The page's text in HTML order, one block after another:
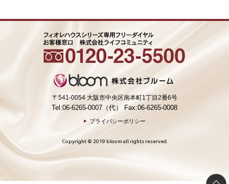
〒541-0054 大阪市中央区南本町1丁目2番6号
Tel:06-6265-0007（代） Fax:06-6265-0008
プライバシーポリシー
Copyright © 2019 bloom all rights reserved.